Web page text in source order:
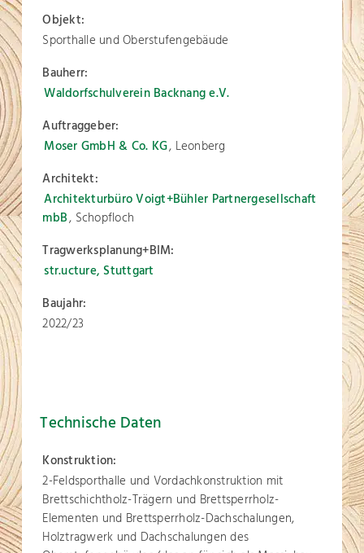
Objekt:
Sporthalle und Oberstufengebäude
Bauherr:
Waldorfschulverein Backnang e.V.
Auftraggeber:
Moser GmbH & Co. KG, Leonberg
Architekt:
Architekturbüro Voigt+Bühler Partnergesellschaft
mbB, Schopfloch
Tragwerksplanung+BIM:
str.ucture, Stuttgart
Baujahr:
2022/23
Technische Daten
Konstruktion:
2-Feldsporthalle und Vordachkonstruktion mit
Brettschichtholz-Trägern und Brettsperrholz-
Elementen und Brettsperrholz-Dachschalungen,
Holztragwerk und Dachschalungen des